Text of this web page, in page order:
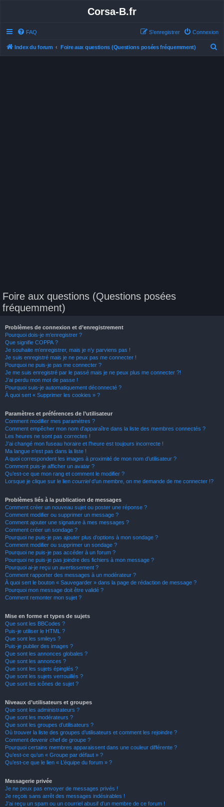
Corsa-B.fr
FAQ Connexion
S’enregistrer
Index du forum Foire aux questions (Questions posées fréquemment)
Foire aux questions (Questions posées
fréquemment)
Problèmes de connexion et d’enregistrement
Pourquoi dois-je m’enregistrer ?
Que signifie COPPA ?
Je souhaite m’enregistrer, mais je n’y parviens pas !
Je suis enregistré mais je ne peux pas me connecter !
Pourquoi ne puis-je pas me connecter ?
Je me suis enregistré par le passé mais je ne peux plus me connecter ?!
J’ai perdu mon mot de passe !
Pourquoi suis-je automatiquement déconnecté ?
À quoi sert « Supprimer les cookies » ?
Paramètres et préférences de l’utilisateur
Comment modifier mes paramètres ?
Comment empêcher mon nom d’apparaître dans la liste des membres connectés ?
Les heures ne sont pas correctes !
J’ai changé mon fuseau horaire et l’heure est toujours incorrecte !
Ma langue n’est pas dans la liste !
A quoi correspondent les images à proximité de mon nom d’utilisateur ?
Comment puis-je afficher un avatar ?
Qu’est-ce que mon rang et comment le modifier ?
Lorsque je clique sur le lien courrield’un membre, on me demande de me connecter !?
Problèmes liés à la publication de messages
Comment créer un nouveau sujet ou poster une réponse ?
Comment modifier ou supprimer un message ?
Comment ajouter une signature à mes messages ?
Comment créer un sondage ?
Pourquoi ne puis-je pas ajouter plus d’options à mon sondage ?
Comment modifier ou supprimer un sondage ?
Pourquoi ne puis-je pas accéder à un forum ?
Pourquoi ne puis-je pas joindre des fichiers à mon message ?
Pourquoi ai-je reçu un avertissement ?
Comment rapporter des messages à un modérateur ?
À quoi sert le bouton « Sauvegarder » dans la page de rédaction de message ?
Pourquoi mon message doit être validé ?
Comment remonter mon sujet ?
Mise en forme et types de sujets
Que sont les BBCodes ?
Puis-je utiliser le HTML ?
Que sont les smileys ?
Puis-je publier des images ?
Que sont les annonces globales ?
Que sont les annonces ?
Que sont les sujets épinglés ?
Que sont les sujets verrouillés ?
Que sont les icônes de sujet ?
Niveaux d’utilisateurs et groupes
Que sont les administrateurs ?
Que sont les modérateurs ?
Que sont les groupes d’utilisateurs ?
Où trouver la liste des groupes d’utilisateurs et comment les rejoindre ?
Comment devenir chef de groupe ?
Pourquoi certains membres apparaissent dans une couleur différente ?
Qu’est-ce qu’un « Groupe par défaut » ?
Qu’est-ce que le lien « L’équipe du forum » ?
Messagerie privée
Je ne peux pas envoyer de messages privés !
Je reçois sans arrêt des messages indésirables !
J’ai reçu un spam ou un courriel abusif d’un membre de ce forum !